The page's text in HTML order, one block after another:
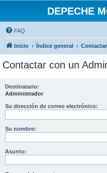
DEPECHE
FAQ
Inicio Índice general
Contactar con un
Destinatario:
Administrador
Su dirección de correo electrónico:
Su nombre:
Asunto: